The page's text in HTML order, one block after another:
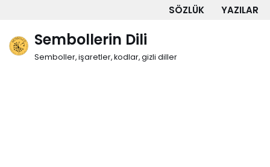
İçeriğe
geç
SÖZLÜK YAZILAR
Sembollerin Dili
Semboller, işaretler, kodlar, gizli diller